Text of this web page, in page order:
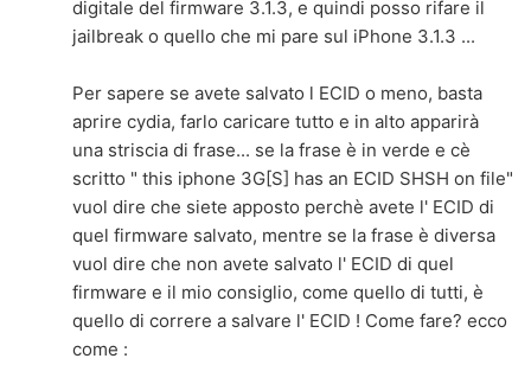
digitale del firmware 3.1.3, e quindi posso rifare il
jailbreak o quello che mi pare sul iPhone 3.1.3 ...
Per sapere se avete salvato l ECID o meno, basta
aprire cydia, farlo caricare tutto e in alto apparirà
una striscia di frase... se la frase è in verde e cè
scritto " this iphone 3G[S] has an ECID SHSH on file"
vuol dire che siete apposto perchè avete l' ECID di
quel firmware salvato, mentre se la frase è diversa
vuol dire che non avete salvato l' ECID di quel
firmware e il mio consiglio, come quello di tutti, è
quello di correre a salvare l' ECID ! Come fare? ecco
come :